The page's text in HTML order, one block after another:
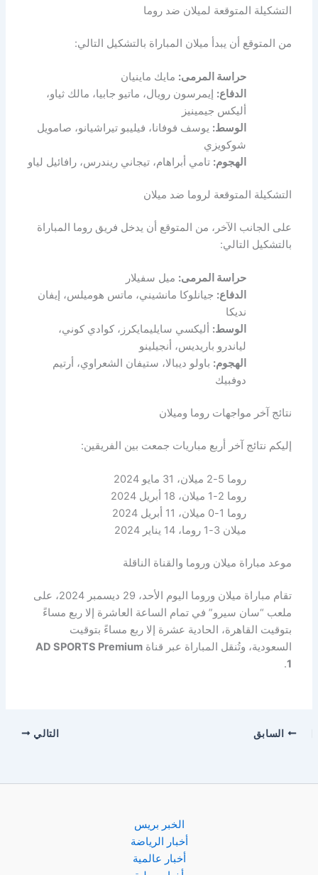
التشكيلة المتوقعة لميلان ضد روما
من المتوقع أن يبدأ ميلان المباراة بالتشكيل التالي:
حراسة المرمى: مايك ماينيان
الدفاع: إيمرسون رويال، ماتيو جابيا، مالك ثياو،
أليكس جيمينيز
الوسط: يوسف فوفانا، فيليبو تيراشيانو، صامويل
شوكويزي
الهجوم: تامي أبراهام، تيجاني ريندرس، رافائيل لياو
التشكيلة المتوقعة لروما ضد ميلان
على الجانب الآخر، من المتوقع أن يدخل فريق روما المباراة
بالتشكيل التالي:
حراسة المرمى: ميل سفيلار
الدفاع: جيانلوكا مانشيني، ماتس هوميلس، إيفان
نديكا
الوسط: أليكسي سايليمايكرز، كوادي كوني،
لياندرو باريديس، أنجيلينو
الهجوم: باولو ديبالا، ستيفان الشعراوي، أرتيم
دوفبيك
نتائج آخر مواجهات روما وميلان
إليكم نتائج آخر أربع مباريات جمعت بين الفريقين:
روما 5-2 ميلان، 31 مايو 2024
روما 2-1 ميلان، 18 أبريل 2024
روما 1-0 ميلان، 11 أبريل 2024
ميلان 3-1 روما، 14 يناير 2024
موعد مباراة ميلان وروما والقناة الناقلة
تقام مباراة ميلان وروما اليوم الأحد، 29 ديسمبر 2024، على
ملعب “سان سيرو” في تمام الساعة العاشرة إلا ربع مساءً
بتوقيت القاهرة، الحادية عشرة إلا ربع مساءً بتوقيت
السعودية، وتُنقل المباراة عبر قناةAD SPORTS Premium
1
.
السابق التالي
الخبر بريس
أخبار الرياضة
أخبار عالمية